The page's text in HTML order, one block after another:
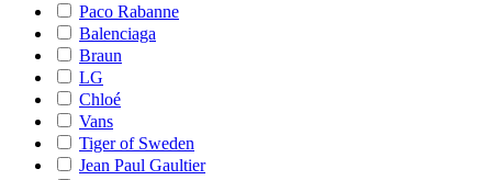
Paco Rabanne
Balenciaga
Braun
LG
Chloé
Vans
Tiger of Sweden
Jean Paul Gaultier